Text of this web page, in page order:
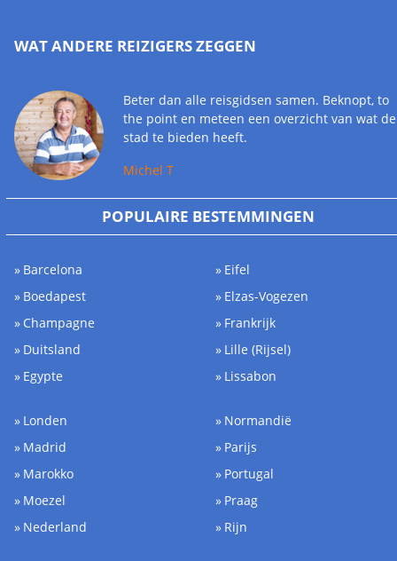
WAT ANDERE REIZIGERS ZEGGEN
Beter dan alle reisgidsen samen. Beknopt, to
the point en meteen een overzicht van wat de
stad te bieden heeft.
Michel T
POPULAIRE BESTEMMINGEN
Barcelona
Boedapest
Champagne
Duitsland
Egypte
Eifel
Elzas-Vogezen
Frankrijk
Lille (Rijsel)
Lissabon
Londen
Madrid
Marokko
Moezel
Nederland
Normandië
Parijs
Portugal
Praag
Rijn